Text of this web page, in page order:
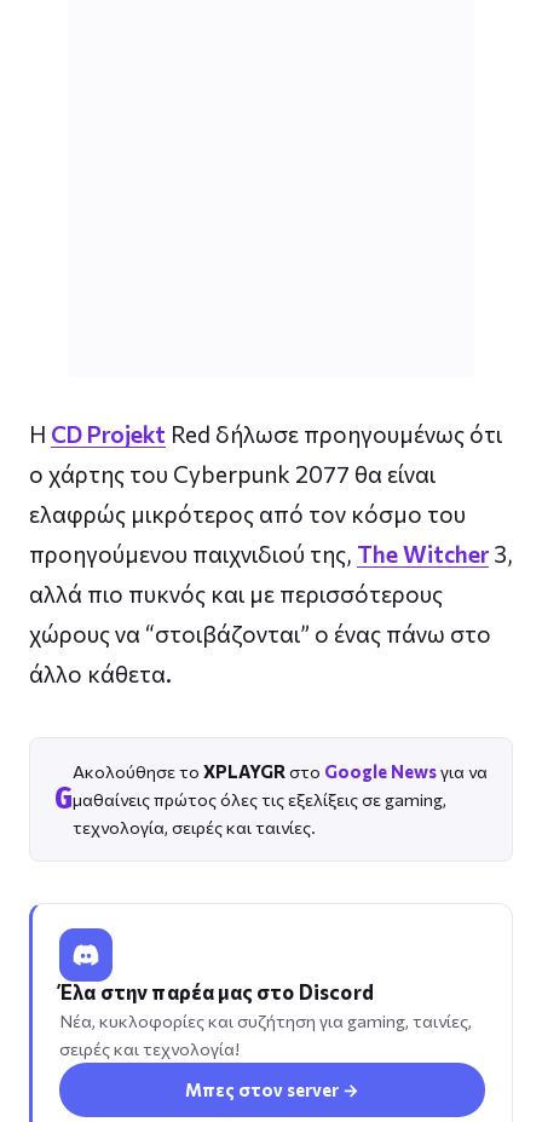
Η CD Projekt Red δήλωσε προηγουμένως ότι
ο χάρτης του Cyberpunk 2077 θα είναι
ελαφρώς μικρότερος από τον κόσμο του
προηγούμενου παιχνιδιού της, The Witcher 3,
αλλά πιο πυκνός και με περισσότερους
χώρους να “στοιβάζονται” ο ένας πάνω στο
άλλο κάθετα.
G
Ακολούθησε το XPLAYGR στο Google Newsγια να
μαθαίνεις πρώτος όλες τις εξελίξεις σε gaming,
τεχνολογία, σειρές και ταινίες.
Έλα στην παρέα μας στο Discord
Νέα, κυκλοφορίες και συζήτηση για gaming, ταινίες,
σειρές και τεχνολογία!
Μπες στον server →